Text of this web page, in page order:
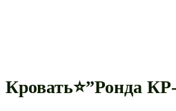
Кровать⭐”Ронда